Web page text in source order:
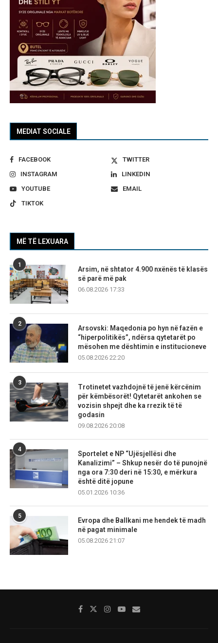
MEDIAT SOCIALE
FACEBOOK
TWITTER
INSTAGRAM
LINKEDIN
YOUTUBE
EMAIL
TIKTOK
MË TË LEXUARA
1
Arsim, në shtator 4.900 nxënës të klasës
së parë më pak
06.08.2026 17:33
2
Arsovski: Maqedonia po hyn në fazën e
“hiperpolitikës”, ndërsa qytetarët po
mësohen me dështimin e institucioneve
05.08.2026 22:20
3
Trotinetet vazhdojnë të jenë kërcënim
për këmbësorët! Qytetarët ankohen se
vozisin shpejt dhe ka rrezik të të
godasin
09.08.2026 20:08
4
Sportelet e NP “Ujësjellësi dhe
Kanalizimi” – Shkup nesër do të punojnë
nga ora 7:30 deri në 15:30, e mërkura
është ditë jopune
05.01.2026 10:36
5
Evropa dhe Ballkani me hendek të madh
në pagat minimale
05.08.2026 21:07